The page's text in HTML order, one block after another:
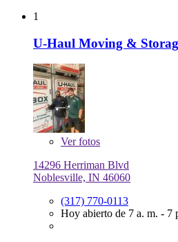
1
U-Haul Moving &
Verfotos
14296 Herriman Blvd
Noblesville, IN 46060
(317) 770-0113
Hoy abierto de 7 a. m. - 7